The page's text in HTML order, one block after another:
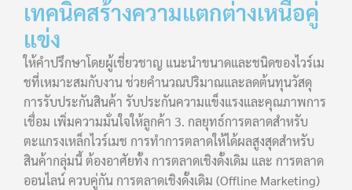
เทคนิคสร้างความแตกต่างเหนือคู่
แข่ง
ให้คำปรึกษาโดยผู้เชี่ยวชาญ แนะนำขนาดและชนิดของไวร์เม
ชที่เหมาะสมกับงาน ช่วยคำนวณปริมาณและลดต้นทุนวัสดุ
การรับประกันสินค้า รับประกันความแข็งแรงและคุณภาพการ
เชื่อม เพิ่มความมั่นใจให้ลูกค้า 3. กลยุทธ์การตลาดสำหรับ
ตะแกรงเหล็กไวร์เมช การทำการตลาดให้ได้ผลสูงสุดสำหรับ
สินค้ากลุ่มนี้ ต้องอาศัยทั้ง การตลาดเชิงดั้งเดิม และ การตลาด
ออนไลน์ ควบคู่กัน การตลาดเชิงดั้งเดิม (Offline Marketing)